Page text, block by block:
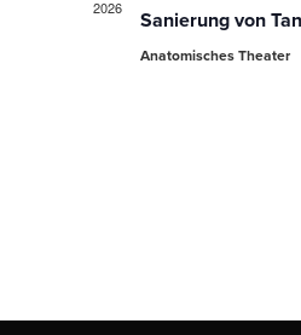
2026 Sanierung von
Anatomisches Theater